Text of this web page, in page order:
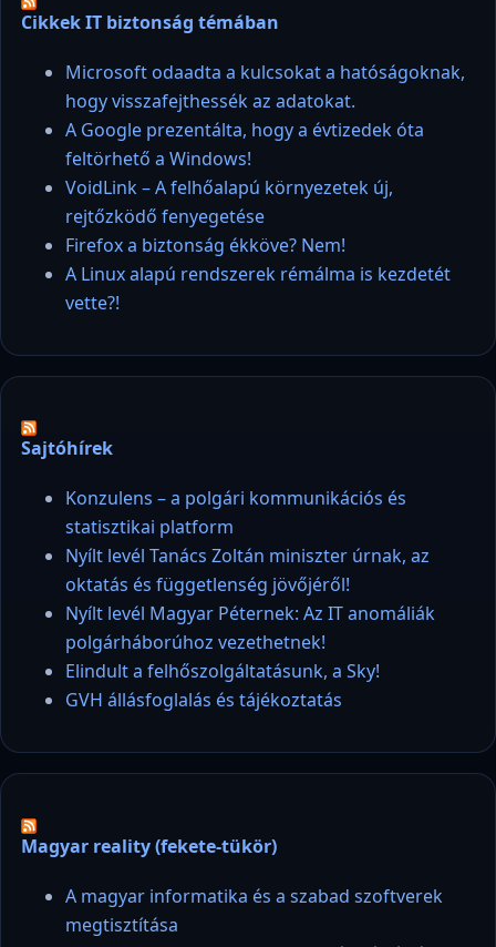
Cikkek IT biztonság témában
Microsoft odaadta a kulcsokat a hatóságoknak,
hogy visszafejthessék az adatokat.
A Google prezentálta, hogy a évtizedek óta
feltörhető a Windows!
VoidLink – A felhőalapú környezetek új,
rejtőzködő fenyegetése
Firefox a biztonság ékköve? Nem!
A Linux alapú rendszerek rémálma is kezdetét
vette?!
Sajtóhírek
Konzulens – a polgári kommunikációs és
statisztikai platform
Nyílt levél Tanács Zoltán miniszter úrnak, az
oktatás és függetlenség jövőjéről!
Nyílt levél Magyar Péternek: Az IT anomáliák
polgárháborúhoz vezethetnek!
Elindult a felhőszolgáltatásunk, a Sky!
GVH állásfoglalás és tájékoztatás
Magyar reality (fekete-tükör)
A magyar informatika és a szabad szoftverek
megtisztítása